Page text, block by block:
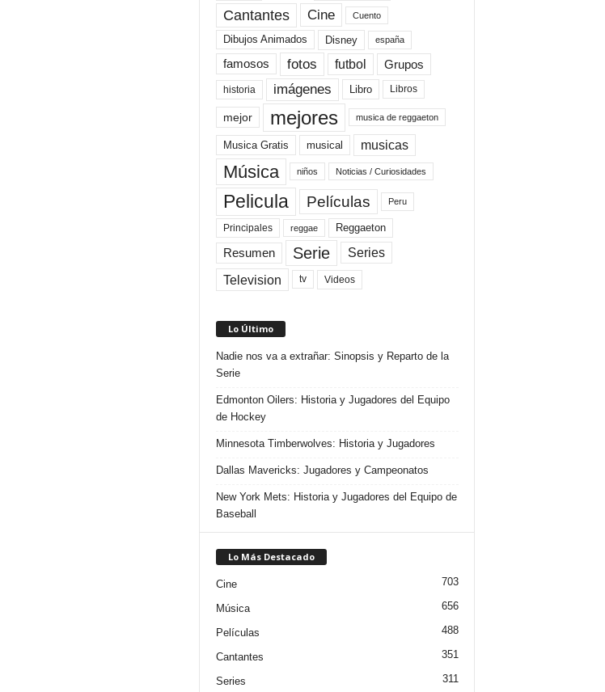
Cantantes Cine Cuento
Dibujos Animados Disney españa
famosos fotos futbol Grupos
historia imágenes Libro Libros
mejor mejores musica de reggaeton
Musica Gratis musical musicas
Música niños Noticias / Curiosidades
Pelicula Películas Peru
Principales reggae Reggaeton
Resumen Serie Series
Television tv Videos
Lo Último
Nadie nos va a extrañar: Sinopsis y Reparto de la
Serie
Edmonton Oilers: Historia y Jugadores del Equipo
de Hockey
Minnesota Timberwolves: Historia y Jugadores
Dallas Mavericks: Jugadores y Campeonatos
New York Mets: Historia y Jugadores del Equipo de
Baseball
Lo Más Destacado
Cine 703
Música 656
Películas 488
Cantantes 351
Series 311